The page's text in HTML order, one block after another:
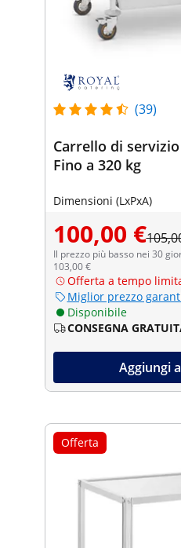
(39)
Carrello di
Fino a 320 kg
Dimensioni (LxPxA)
100,00 €
Il prezzo più basso nei 30
103,00 €
Offerta a tempo
Miglior prezzo
Disponibile
CONSEGNA
Aggiungi
Offerta